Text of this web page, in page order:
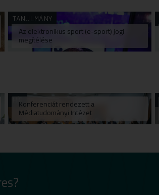
TANULMÁNY
Az elektronikus sport (e-sport) jogi
megítélése
HÍRKonferenciát rendezett a
Médiatudományi Intézet